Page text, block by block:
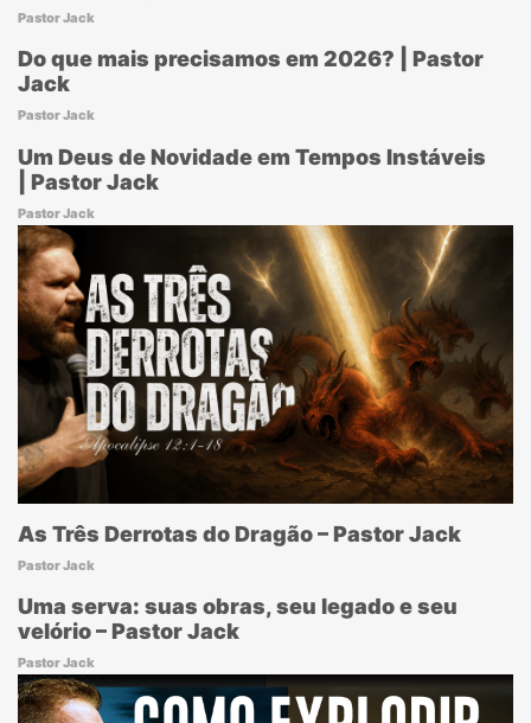
Pastor Jack
Do que mais precisamos em 2026? | Pastor
Jack
Pastor Jack
Um Deus de Novidade em Tempos Instáveis
| Pastor Jack
Pastor Jack
As Três Derrotas do Dragão – Pastor Jack
Pastor Jack
Uma serva: suas obras, seu legado e seu
velório – Pastor Jack
Pastor Jack